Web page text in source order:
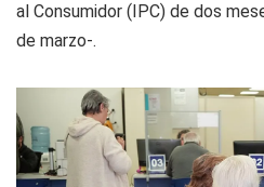
al Consumidor (IPC) de dos
de marzo-.